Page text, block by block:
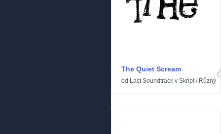
The Quiet Scream
od Last Soundtrack v Skript/ Různý